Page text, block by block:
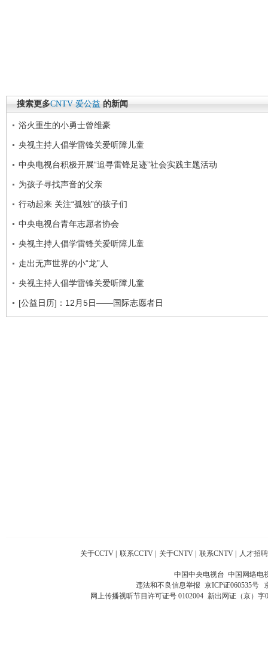
搜索更多CNTV 爱公益 的新闻
浴火重生的小勇士曾维豪
央视主持人倡学雷锋关爱听障儿童
中央电视台积极开展“追寻雷锋足迹”社会实践主题活动
为孩子寻找声音的父亲
行动起来 关注“孤独”的孩子们
中央电视台青年志愿者协会
央视主持人倡学雷锋关爱听障儿童
走出无声世界的小“龙”人
央视主持人倡学雷锋关爱听障儿童
[公益日历]：12月5日——国际志愿者日
关于CCTV 联系CCTV 关于CNTV 联系CNTV 人才招聘
中国中央电视台 中国网络电
违法和不良信息举报 京ICP证060535号
网上传播视听节目许可证号 0102004 新出网证（京）